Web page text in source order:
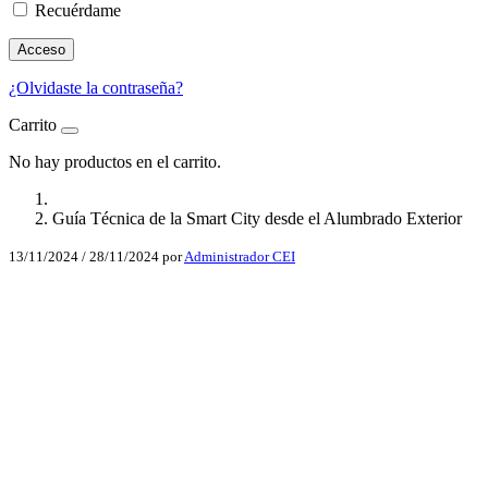
Recuérdame
Acceso
¿Olvidaste la contraseña?
Carrito
No hay productos en el carrito.
Guía Técnica de la Smart City desde el Alumbrado Exterior
13/11/2024 / 28/11/2024 porAdministrador CEI